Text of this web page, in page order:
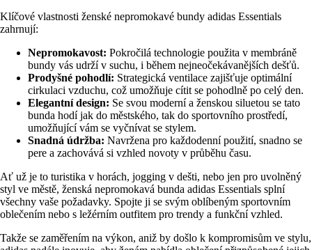
Klíčové vlastnosti ženské nepromokavé bundy adidas Essentials
zahrnují:
Nepromokavost: Pokročilá technologie použita v membráně
bundy vás udrží v suchu, i během nejneočekávanějších dešťů.
Prodyšné pohodlí: Strategická ventilace zajišťuje optimální
cirkulaci vzduchu, což umožňuje cítit se pohodlně po celý den.
Elegantní design: Se svou moderní a ženskou siluetou se tato
bunda hodí jak do městského, tak do sportovního prostředí,
umožňující vám se vyčnívat se stylem.
Snadná údržba: Navržena pro každodenní použití, snadno se
pere a zachovává si vzhled novoty v průběhu času.
Ať už je to turistika v horách, jogging v dešti, nebo jen pro uvolněný
styl ve městě, ženská nepromokavá bunda adidas Essentials splní
všechny vaše požadavky. Spojte ji se svým oblíbeným sportovním
oblečením nebo s ležérním outfitem pro trendy a funkční vzhled.
Takže se zaměřením na výkon, aniž by došlo k kompromisům ve stylu,